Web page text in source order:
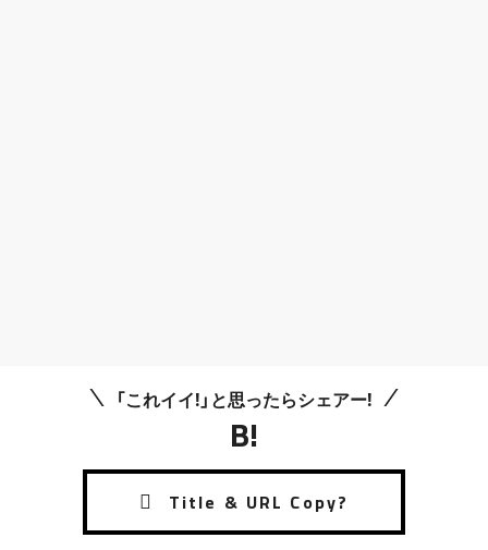
「これイイ!」と思ったらシェアー!
B!